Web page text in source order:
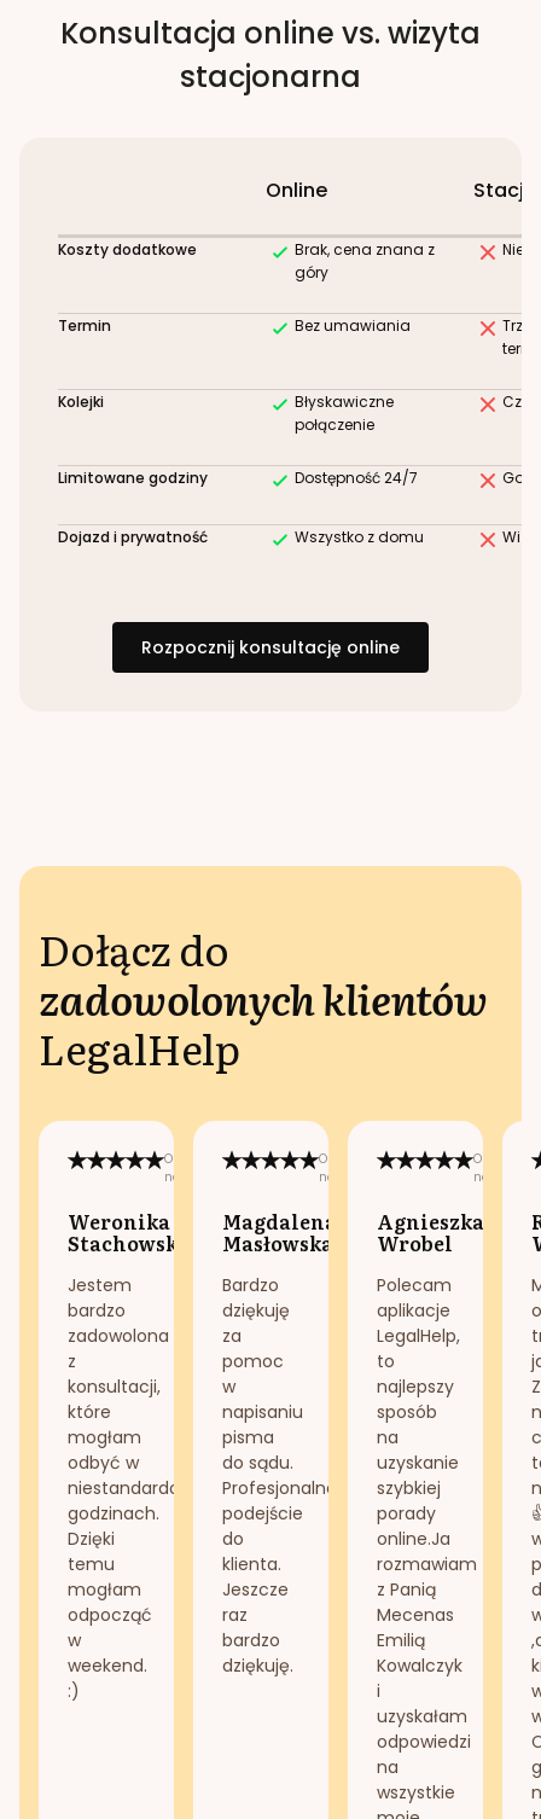
Konsultacja online vs. wizyta
stacjonarna
Online
Koszty dodatkowe
Brak, cena znana z
góry
Termin Bez umawiania
Kolejki
Błyskawiczne
połączenie
Limitowane godziny Dostępność 24/7
Dojazd i prywatność Wszystko z domu
Rozpocznij konsultację online
Dołącz do
zadowolonych klientów
LegalHelp
Opublikowano
na:
Weronika
Stachowska
Jestem
bardzo
zadowolona
z
konsultacji,
które
mogłam
odbyć w
niestandardowych
godzinach.
Dzięki
temu
mogłam
odpocząć
w
weekend.
:)
Opublikowano
na:
Magdalena
Masłowska
Bardzo
dziękuję
za
pomoc
w
napisaniu
pisma
do sądu.
Profesjonalne
podejście
do
klienta.
Jeszcze
raz
bardzo
dziękuję.
na:
Agnieszka
Wrobel
Polecam
aplikacje
LegalHelp,
to
najlepszy
sposób
na
uzyskanie
szybkiej
porady
online.Ja
rozmawiam
z Panią
Mecenas
Emilią
Kowalczyk
i
uzyskałam
odpowiedzi
na
wszystkie